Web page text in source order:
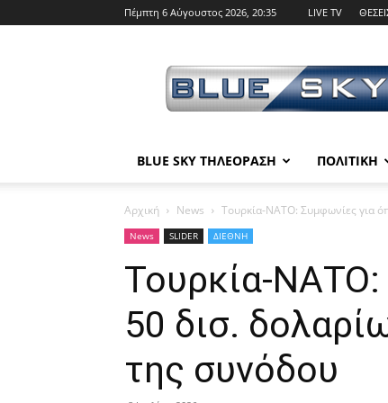
Πέμπτη 6 Αύγουστος 2026, 20:35 LIVE TV
SKY
BLUE SKY ΤΗΛΕΟΡΑΣΗ ΠΟΛΙΤΙΚΗ
Αρχική News Τουρκία-ΝΑΤΟ: Συμφωνίες για
News SLIDER ΔΙΕΘΝΗ
Τουρκία-ΝΑΤΟ:
50 δισ.
της συνόδου